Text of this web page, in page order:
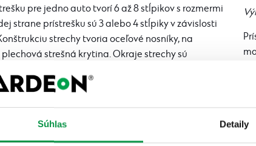
Súhlas Detaily
pre jedno auto tvorí 6 až 8 stĺpikov s rozmermi
strane prístrešku sú 3 alebo 4 stĺpiky v závislosti
strechy tvoria oceľové nosníky, na
strešná krytina. Okraje strechy sú
atikou.
stenové panely, ktoré tvorí nenápadný
dreveným latovaním. Na výber sú panely
1,2 × 2 m, ktoré možno osadiť podľa potreby na
Medzi panelmi a zemou, a takisto medzi